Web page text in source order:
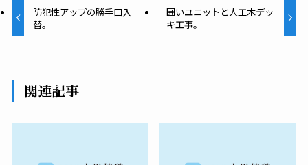
防犯性アップの勝手口入
替。
囲いユニットと人工木デッ
キ工事。
関連記事